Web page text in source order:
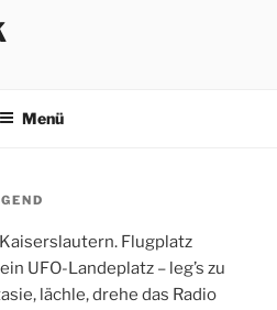
Menü
Flugplatz
UFO-Landeplatz – leg’s zu
lächle, drehe das Radio